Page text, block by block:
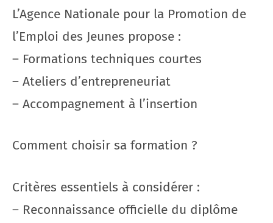
L’Agence Nationale pour la Promotion de
l’Emploi des Jeunes propose :
– Formations techniques courtes
– Ateliers d’entrepreneuriat
– Accompagnement à l’insertion
Comment choisir sa formation ?
Critères essentiels à considérer :
– Reconnaissance officielle du diplôme